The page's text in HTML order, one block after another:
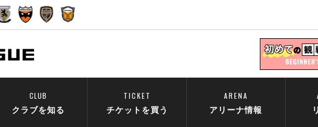
CLUB
クラブを知る
TICKET
チケットを買う
ARENA
アリーナ情報